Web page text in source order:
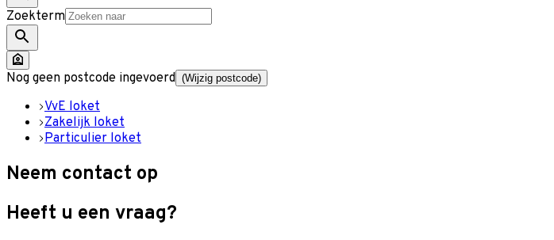
Zoekterm
Nog geen postcode ingevoerd (Wijzig postcode)
VvE loket
Zakelijk loket
Particulier loket
Neem contact op
Heeft u een vraag?